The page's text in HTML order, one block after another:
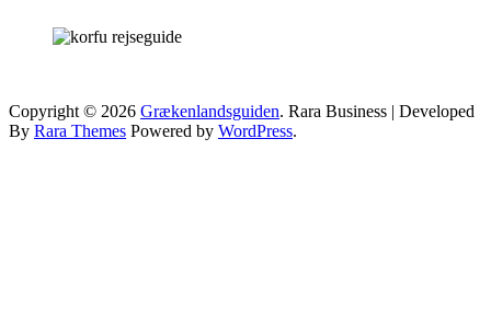
Copyright © 2026 Grækenlandsguiden. Rara Business | Developed
By Rara Themes Powered by WordPress.